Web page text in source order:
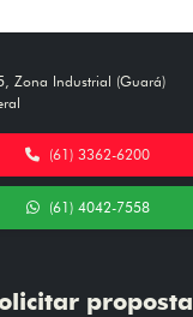
Zona Industrial (Guará)
(61) 3362-6200
(61) 4042-7558
proposta